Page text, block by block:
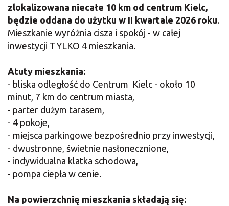
zlokalizowana niecałe 10 km od centrum Kielc,
będzie oddana do użytku w II kwartale 2026 roku.
Mieszkanie wyróżnia cisza i spokój - w całej
inwestycji TYLKO 4 mieszkania.
Atuty mieszkania:
- bliska odległość do Centrum Kielc - około 10
minut, 7 km do centrum miasta,
- parter dużym tarasem,
- 4 pokoje,
- miejsca parkingowe bezpośrednio przy inwestycji,
- dwustronne, świetnie nasłonecznione,
- indywidualna klatka schodowa,
- pompa ciepła w cenie.
Na powierzchnię mieszkania składają się: